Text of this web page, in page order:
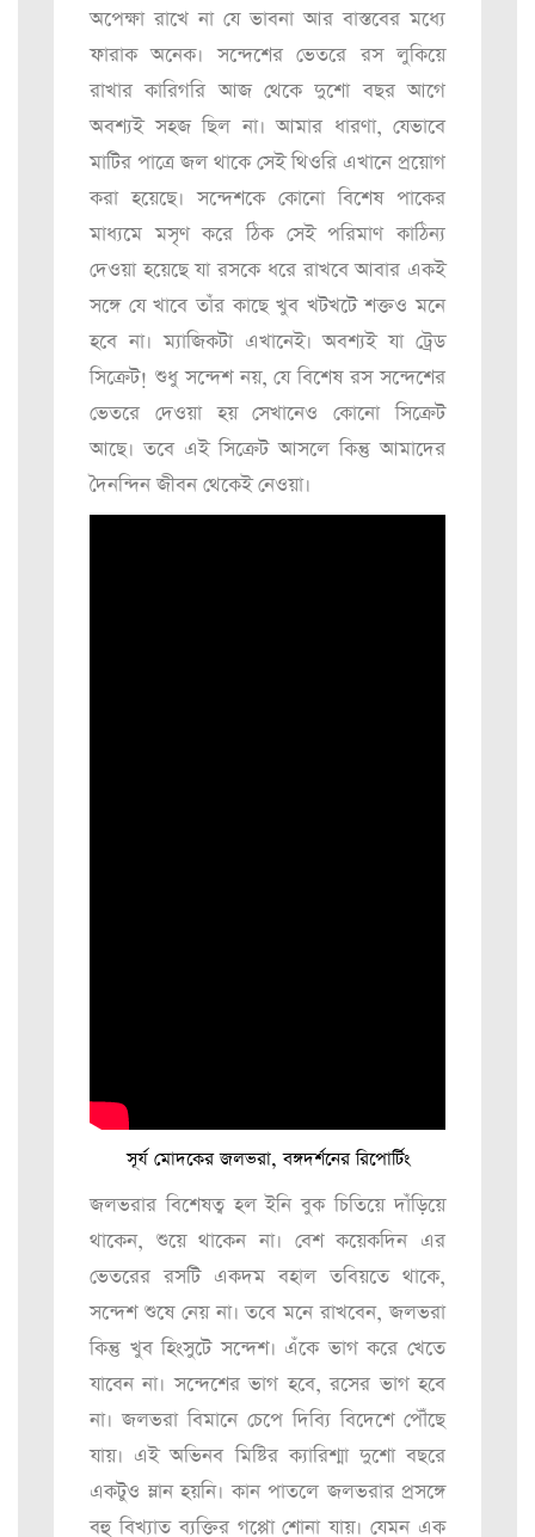
অপেক্ষা রাখে না যে ভাবনা আর বাস্তবের মধ্যে
ফারাক অনেক। সন্দেশের ভেতরে রস লুকিয়ে
রাখার কারিগরি আজ থেকে দুশো বছর আগে
অবশ্যই সহজ ছিল না। আমার ধারণা, যেভাবে
মাটির পাত্রে জল থাকে সেই থিওরি এখানে প্রয়োগ
করা হয়েছে। সন্দেশকে কোনো বিশেষ পাকের
মাধ্যমে মসৃণ করে ঠিক সেই পরিমাণ কাঠিন্য
দেওয়া হয়েছে যা রসকে ধরে রাখবে আবার একই
সঙ্গে যে খাবে তাঁর কাছে খুব খটখটে শক্তও মনে
হবে না। ম্যাজিকটা এখানেই। অবশ্যই যা ট্রেড
সিক্রেট! শুধু সন্দেশ নয়, যে বিশেষ রস সন্দেশের
ভেতরে দেওয়া হয় সেখানেও কোনো সিক্রেট
আছে। তবে এই সিক্রেট আসলে কিন্তু আমাদের
দৈনন্দিন জীবন থেকেই নেওয়া।
সূর্য মোদকের জলভরা, বঙ্গদর্শনের রিপোর্টিং
জলভরার বিশেষত্ব হল ইনি বুক চিতিয়ে দাঁড়িয়ে
থাকেন, শুয়ে থাকেন না। বেশ কয়েকদিন এর
ভেতরের রসটি একদম বহাল তবিয়তে থাকে,
সন্দেশ শুষে নেয় না। তবে মনে রাখবেন, জলভরা
কিন্তু খুব হিংসুটে সন্দেশ। এঁকে ভাগ করে খেতে
যাবেন না। সন্দেশের ভাগ হবে, রসের ভাগ হবে
না। জলভরা বিমানে চেপে দিব্যি বিদেশে পৌঁছে
যায়। এই অভিনব মিষ্টির ক্যারিশ্মা দুশো বছরে
একটুও ম্লান হয়নি। কান পাতলে জলভরার প্রসঙ্গে
বহু বিখ্যাত ব্যক্তির গপ্পো শোনা যায়। যেমন এক